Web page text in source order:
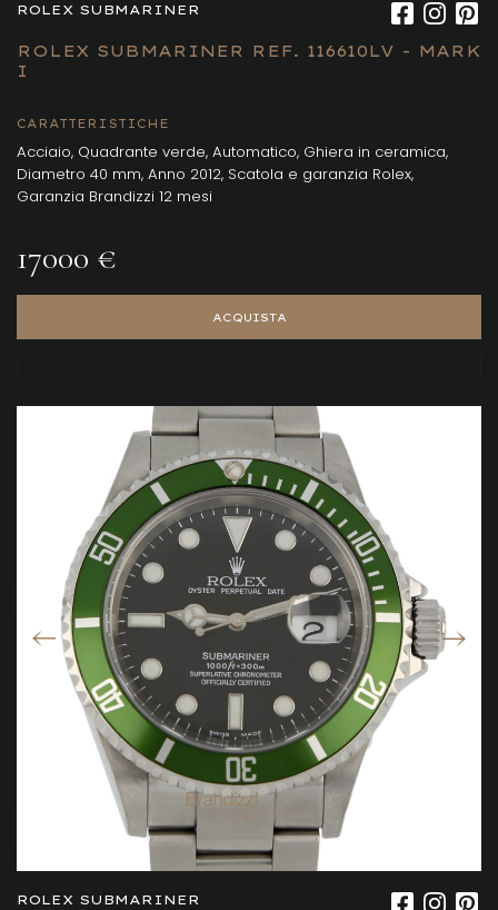
ROLEX SUBMARINER
ROLEX SUBMARINER REF. 116610LV - MARK
I
CARATTERISTICHE
Acciaio, Quadrante verde, Automatico, Ghiera in ceramica,
Diametro 40 mm, Anno 2012, Scatola e garanzia Rolex,
Garanzia Brandizzi 12 mesi
17000 €
ACQUISTA
ROLEX SUBMARINER